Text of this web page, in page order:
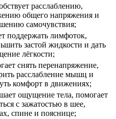
расслаблению,
общего напряжения и
самочувствия;
поддержать лимфоток,
застой жидкости и дать
лёгкости;
снять перенапряжение,
расслабление мышц и
комфорт в движениях;
ощущение тела, помогает
с зажатостью в шее,
спине и пояснице;